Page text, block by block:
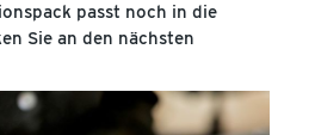
passt noch in die
Sie an den nächsten